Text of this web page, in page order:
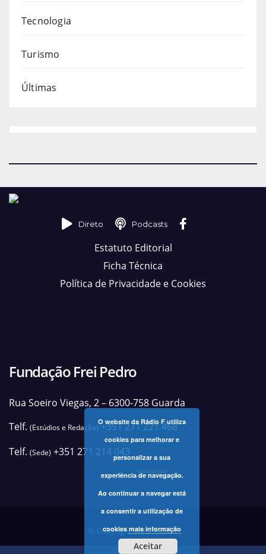
Tecnologia
Turismo
Últimas
Direto Podcasts
Estatuto Editorial
Ficha Técnica
Política de Privacidade e Cookies
Fundação Frei Pedro
Rua Soeiro Viegas, 2 – 6300-758 Guarda
Telf. (Estúdios e Redação)+351 271 221 468
Telf. (Sede) +351 271 214 043
+contactos
© Copyright 2025 Rádio F
O website da Rádio F utiliza
cookies para melhorar e
personalizar a sua
experiência de navegação.
Ao continuar a navegar está
a consentir a utilização de
cookiesmais informação
Aceitar